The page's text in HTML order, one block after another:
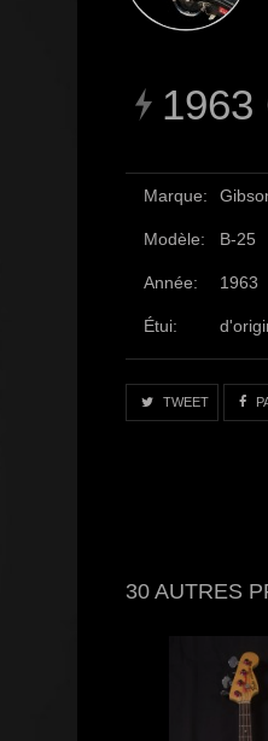
1963
Marque:
Modèle: B-25
Année: 1963
Étui:
TWEET
30 AUTRES